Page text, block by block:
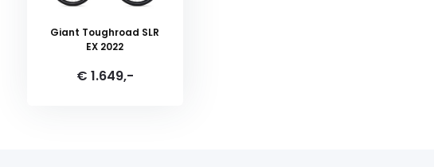
Giant Toughroad SLR
EX 2022
€ 1.649,-